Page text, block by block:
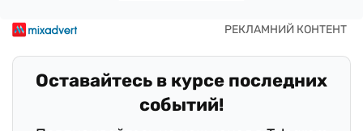
Оставайтесь в курсе последних
событий!